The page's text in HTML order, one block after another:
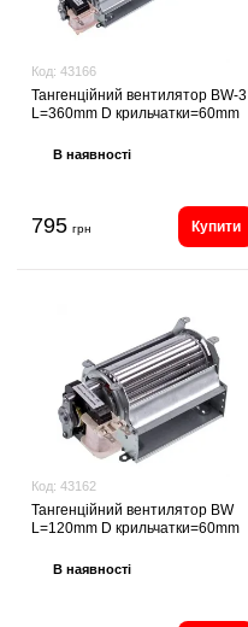
Код: 43166
Тангенційний вентилятор BW-3
L=360mm D крильчатки=60mm
В наявності
795 грн Купити
Код: 43162
Тангенційний вентилятор BW
L=120mm D крильчатки=60mm
В наявності